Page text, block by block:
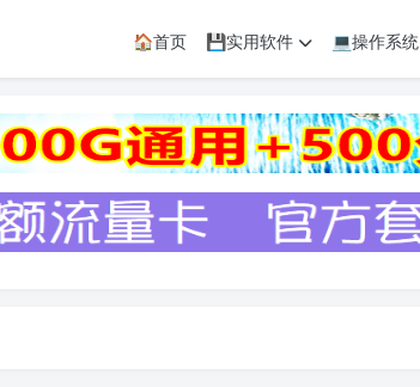
🏠首页 💾实用软件 💻操作系统